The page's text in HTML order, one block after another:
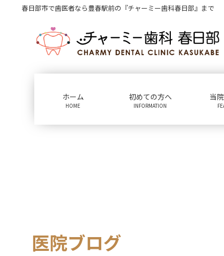
春日部市で歯医者なら豊春駅前の『チャーミー歯科春日部』まで
ホーム
HOME
初めての方へ
INFORMATION
当
医院ブログ